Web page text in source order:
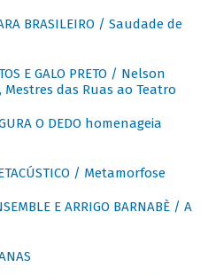
BRASILEIRO / Saudade de
E GALO PRETO / Nelson
das Ruas ao Teatro
O DEDO homenageia
/ Metamorfose
E ARRIGO BARNABÈ / A